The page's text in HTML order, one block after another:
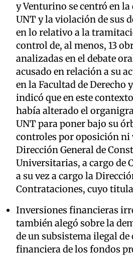
y Venturino se centró en
UNT y la violación de sus
en lo relativo a la
control de, al menos, 13
analizadas en el debate
acusado en relación a su
en la Facultad de Derecho
indicó que en este
había alterado el
UNT para poner bajo su
controles por oposición ni
Dirección General de
Universitarias, a cargo de
a su vez a cargo la
Contrataciones, cuyo
Inversiones financieras
también alegó sobre la
de un subsistema ilegal
financiera de los fondos